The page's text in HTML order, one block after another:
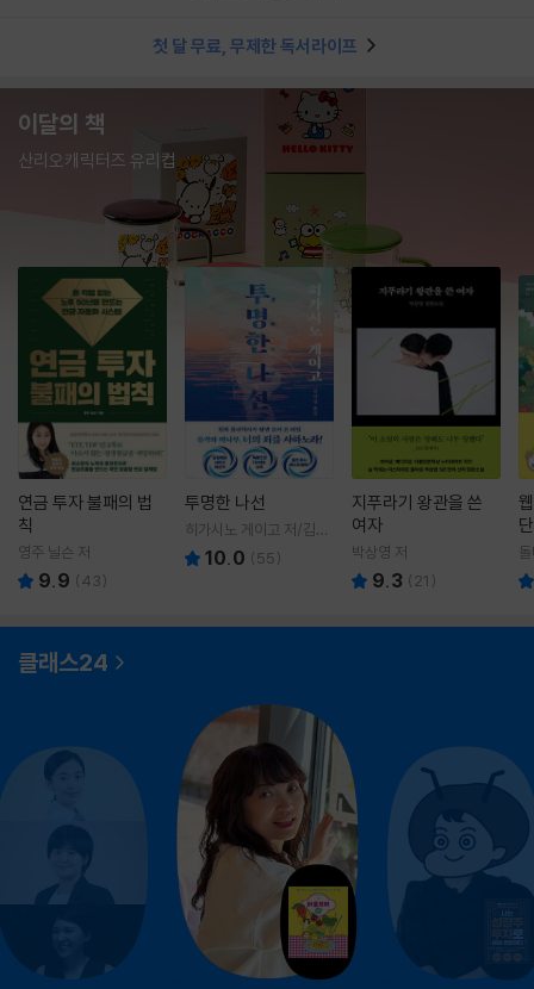
첫 달 무료, 무제한 독서라이프
이달의 책
산리오캐릭터즈 유리컵
연금 투자 불패의 법
칙
영주 닐슨 저
9.9 (43)
투명한 나선
히가시노 게이고 저/김선
영 역10.0 (55)
지푸라기 왕관을 쓴
여자
박상영 저
9.3 ( 21 )
클래스24